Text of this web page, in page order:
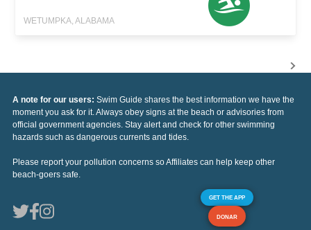
WETUMPKA, ALABAMA
A note for our users: Swim Guide shares the best information we have the
moment you ask for it. Always obey signs at the beach or advisories from
official government agencies. Stay alert and check for other swimming
hazards such as dangerous currents and tides.
Please report your pollution concerns so Affiliates can help keep other
beach-goers safe.
GET THE APP
DONAR